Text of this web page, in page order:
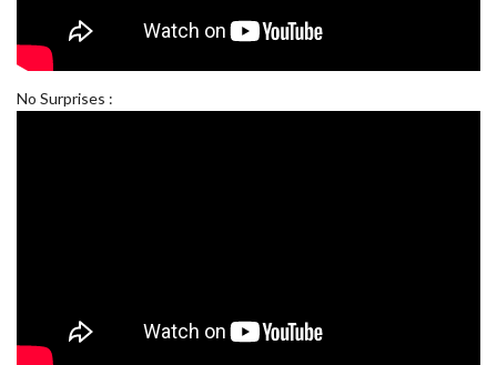
No Surprises :